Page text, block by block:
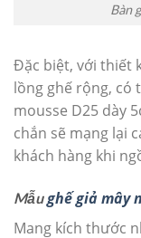
Bàn
Đặc biệt, với thiết
lồng ghế rộng, có
mousse D25 dày
chắn sẽ mạng lại
khách hàng khi
Mẫughế giả mây
Mang kích thước